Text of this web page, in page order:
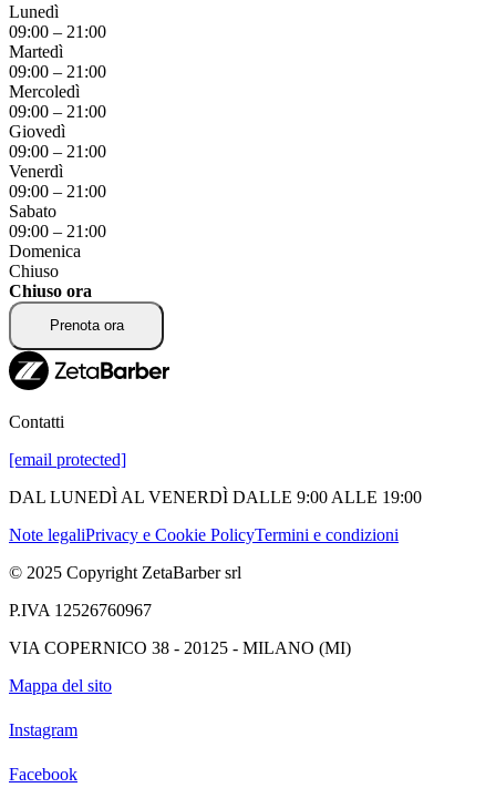
Lunedì
09:00 – 21:00
Martedì
09:00 – 21:00
Mercoledì
09:00 – 21:00
Giovedì
09:00 – 21:00
Venerdì
09:00 – 21:00
Sabato
09:00 – 21:00
Domenica
Chiuso
Chiuso ora
Prenota ora
Contatti
[email protected]
DAL LUNEDÌ AL VENERDÌ DALLE 9:00 ALLE 19:00
Note legaliPrivacy e Cookie PolicyTermini e condizioni
© 2025 Copyright ZetaBarber srl
P.IVA 12526760967
VIA COPERNICO 38 - 20125 - MILANO (MI)
Mappa del sito
Instagram
Facebook